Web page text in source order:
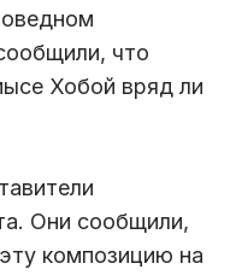
что
Хобой вряд ли
Они сообщили,
композицию на